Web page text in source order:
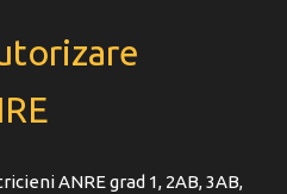
ANRE grad 1, 2AB, 3AB,